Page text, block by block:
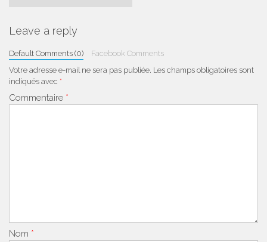
l’article
Leave a reply
Default Comments (0)
Facebook Comments
Votre adresse e-mail ne sera pas publiée. Les champs obligatoires sont
indiqués avec *
Commentaire *
Nom *